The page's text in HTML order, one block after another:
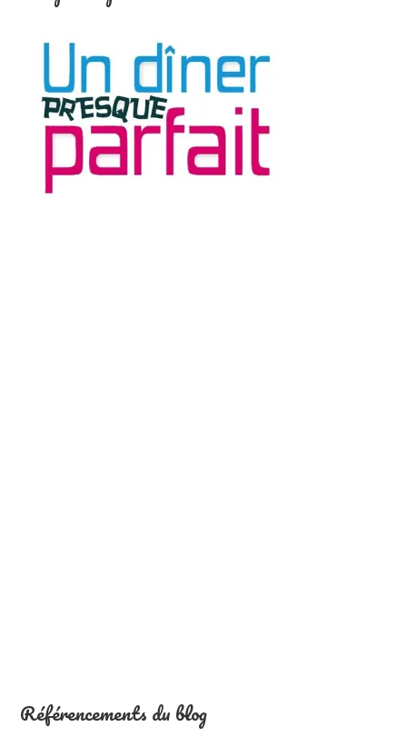
Référencements du blog